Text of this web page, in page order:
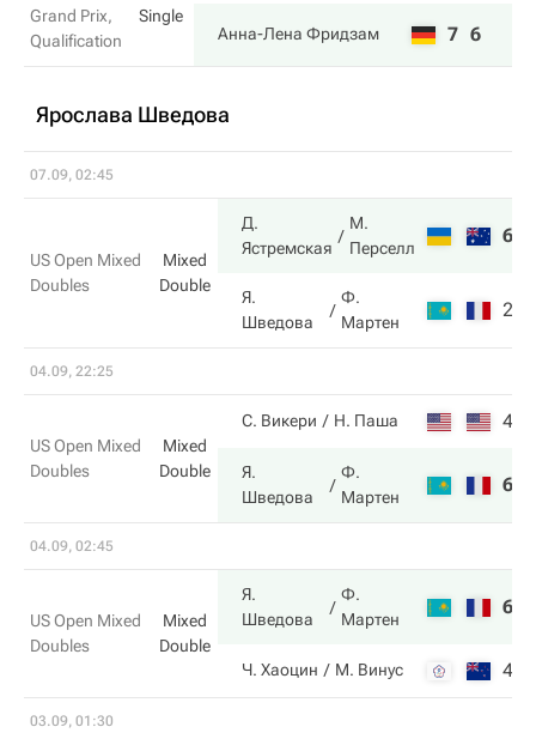
Grand Prix,
Qualification
Single
Анна-Лена Фридзам 7 6
Ярослава Шведова
07.09, 02:45
US Open Mixed
Doubles
Mixed
Double
Д.
Ястремская
М.
Перселл
6
Я.
Шведова
Ф.
Мартен
2
04.09, 22:25
US Open Mixed
Doubles
Mixed
Double
С. Викери Н. Паша 4
Я.
Шведова
Ф.
Мартен
6
04.09, 02:45
US Open Mixed
Doubles
Mixed
Double
Я.
Шведова
Ф.
Мартен
6
Ч. Хаоцин М. Винус 4
03.09, 01:30